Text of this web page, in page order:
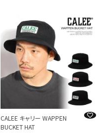
CALEE キャリー WAPPEN
BUCKET HAT